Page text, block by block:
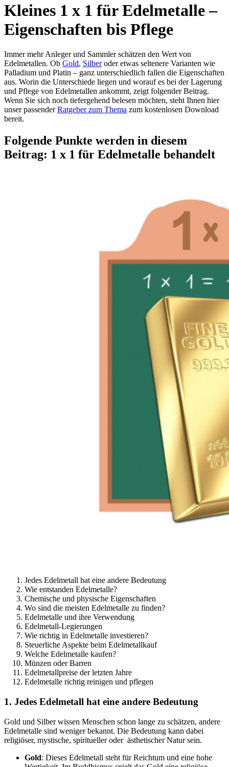
Kleines 1 x 1 für Edelmetalle –
Eigenschaften bis Pflege
Immer mehr Anleger und Sammler schätzen den Wert von
Edelmetallen. Ob Gold, Silberoder etwas seltenere Varianten wie
Palladium und Platin – ganz unterschiedlich fallen die Eigenschaften
aus. Worin die Unterschiede liegen und worauf es bei der Lagerung
und Pflege von Edelmetallen ankommt, zeigt folgender Beitrag.
Wenn Sie sich noch tiefergehend belesen möchten, steht Ihnen hier
unser passenderRatgeber zum Thema zum kostenlosen Download
bereit.
Folgende Punkte werden in diesem
Beitrag: 1 x 1 für Edelmetalle behandelt
Jedes Edelmetall hat eine andere Bedeutung
Wie entstanden Edelmetalle?
Chemische und physische Eigenschaften
Wo sind die meisten Edelmetalle zu finden?
Edelmetalle und ihre Verwendung
Edelmetall-Legierungen
Wie richtig in Edelmetalle investieren?
Steuerliche Aspekte beim Edelmetallkauf
Welche Edelmetalle kaufen?
Münzen oder Barren
Edelmetallpreise der letzten Jahre
Edelmetalle richtig reinigen und pflegen
1. Jedes Edelmetall hat eine andere Bedeutung
Gold und Silber wissen Menschen schon lange zu schätzen, andere
Edelmetalle sind weniger bekannt. Die Bedeutung kann dabei
religiöser, mystische, spiritueller oder ästhetischer Natur sein.
Gold: Dieses Edelmetall steht für Reichtum und eine hohe